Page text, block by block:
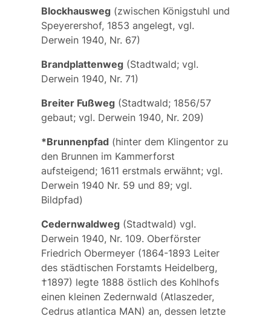
Blockhausweg(zwischen Königstuhl und
Speyerershof, 1853 angelegt, vgl.
Derwein 1940, Nr. 67)
Brandplattenweg(Stadtwald; vgl.
Derwein 1940, Nr. 71)
Breiter Fußweg(Stadtwald; 1856/57
gebaut; vgl. Derwein 1940, Nr. 209)
*Brunnenpfad(hinter dem Klingentor zu
den Brunnen im Kammerforst
aufsteigend; 1611 erstmals erwähnt; vgl.
Derwein 1940 Nr. 59 und 89; vgl.
Bildpfad)
Cedernwaldweg(Stadtwald) vgl.
Derwein 1940, Nr. 109. Oberförster
Friedrich Obermeyer (1864-1893 Leiter
des städtischen Forstamts Heidelberg,
†1897) legte 1888 östlich des Kohlhofs
einen kleinen Zedernwald (Atlaszeder,
Cedrus atlantica MAN) an, dessen letzte